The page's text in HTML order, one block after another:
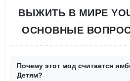
ВЫЖИТЬ В МИРЕ
ОСНОВНЫЕ
Почему этот мод считается
Детям?